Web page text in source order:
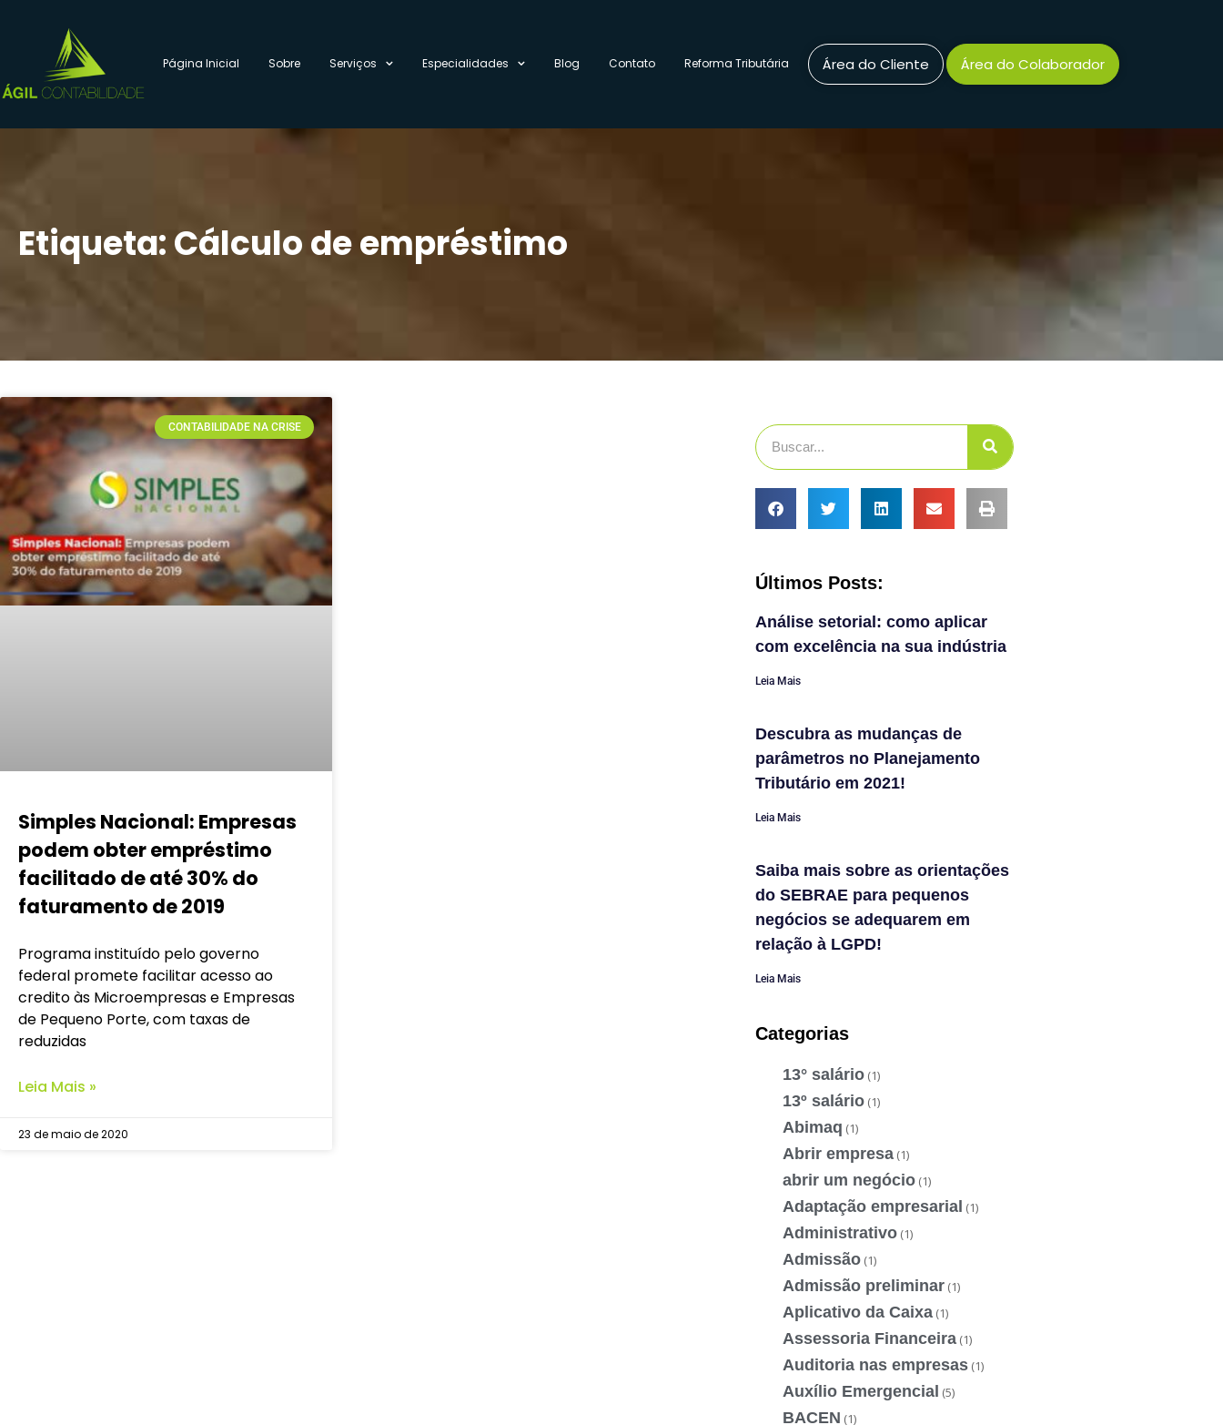
Página Inicial Sobre Serviços Especialidades Blog Contato Reforma Tributária Área do Cliente Área do Colaborador
Etiqueta: Cálculo de empréstimo
CONTABILIDADE NA CRISE
Simples Nacional: Empresas
podem obter empréstimo
facilitado de até 30% do
faturamento de 2019
Programa instituído pelo governo
federal promete facilitar acesso ao
credito às Microempresas e Empresas
de Pequeno Porte, com taxas de
reduzidas
Leia Mais »
23 de maio de 2020
Últimos Posts:
Análise setorial: como aplicar
com excelência na sua indústria
Leia Mais
Descubra as mudanças de
parâmetros no Planejamento
Tributário em 2021!
Leia Mais
Saiba mais sobre as orientações
do SEBRAE para pequenos
negócios se adequarem em
relação à LGPD!
Leia Mais
Categorias
13° salário (1)
13º salário (1)
Abimaq (1)
Abrir empresa (1)
abrir um negócio (1)
Adaptação empresarial (1)
Administrativo (1)
Admissão (1)
Admissão preliminar (1)
Aplicativo da Caixa (1)
Assessoria Financeira (1)
Auditoria nas empresas (1)
Auxílio Emergencial (5)
BACEN (1)